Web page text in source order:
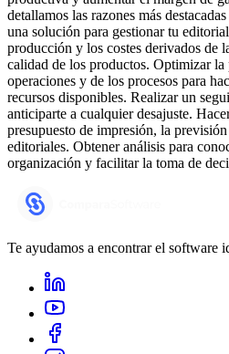
detallamos las razones más
una solución para gestionar tu
producción y los costes derivados de
calidad de los productos. Optimizar
operaciones y de los procesos para
recursos disponibles. Realizar un
anticiparte a cualquier desajuste.
presupuesto de impresión, la
editoriales. Obtener análisis para
organización y facilitar la toma de
Te ayudamos a encontrar el software